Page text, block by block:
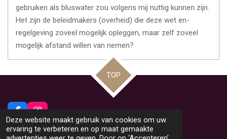
Deze website maakt gebruik van cookies om uw
ervaring te verbeteren en op maat gemaakte
gebruiken als bluswater zou volgens mij nuttig kunnen zijn.
Het zijn de beleidmakers (overheid) die deze wet en-
regelgeving zoveel mogelijk opleggen, maar zelf zoveel
mogelijk afstand willen van nemen?
TOP
a
c
n
s
© 2026 Beeldig Nieuws uit Lommel
Powered by JouwWeb